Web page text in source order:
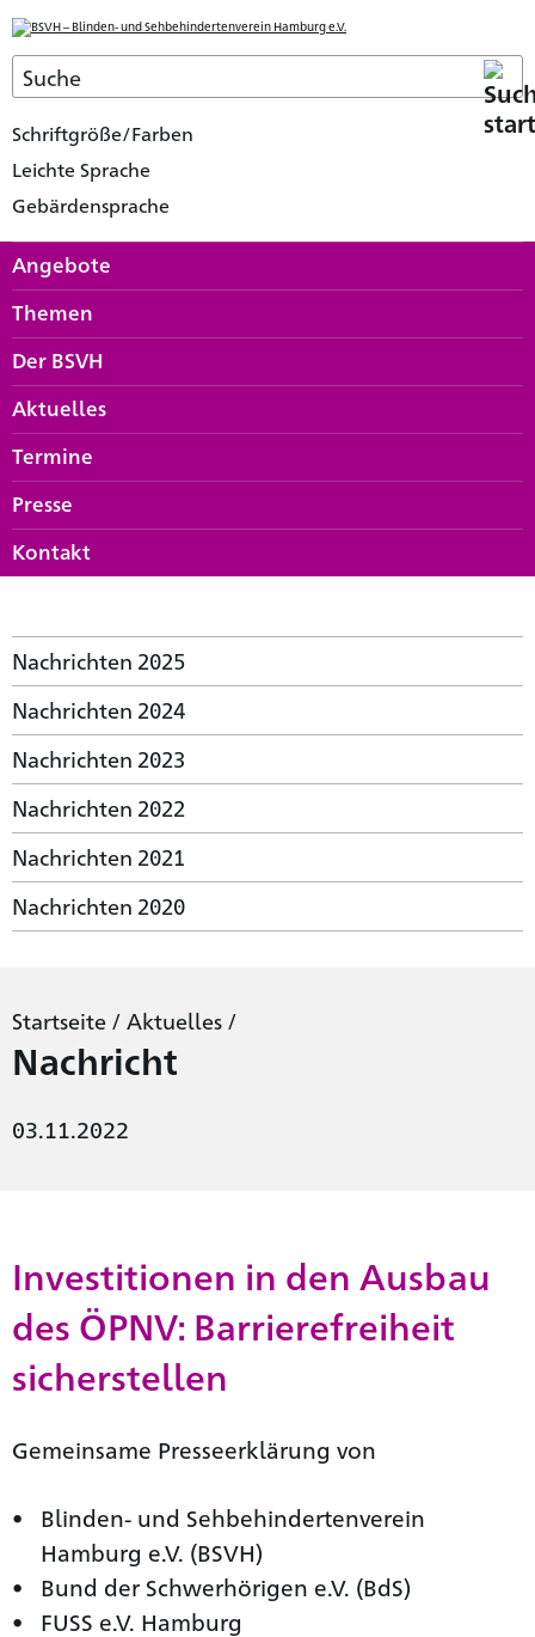
Schriftgröße/Farben
Leichte Sprache
Gebärdensprache
Angebote
Themen
Der BSVH
Aktuelles
Termine
Presse
Kontakt
Nachrichten 2025
Nachrichten 2024
Nachrichten 2023
Nachrichten 2022
Nachrichten 2021
Nachrichten 2020
Startseite / Aktuelles /
Nachricht
03.11.2022
Investitionen in den Ausbau
des ÖPNV: Barrierefreiheit
sicherstellen
Gemeinsame Presseerklärung von
Blinden- und Sehbehindertenverein
Hamburg e.V. (BSVH)
Bund der Schwerhörigen e.V. (BdS)
FUSS e.V. Hamburg